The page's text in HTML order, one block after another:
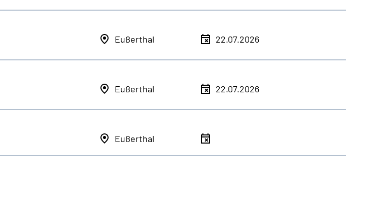
Eußerthal 22.07.2026
Eußerthal 22.07.2026
Eußerthal